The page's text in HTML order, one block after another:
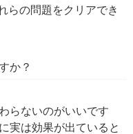
らの問題をクリアでき
か？
らないのがいいです
実は効果が出ていると